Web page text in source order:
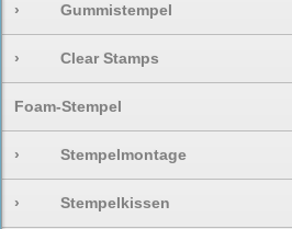
› Gummistempel
› Clear Stamps
Foam-Stempel
› Stempelmontage
› Stempelkissen